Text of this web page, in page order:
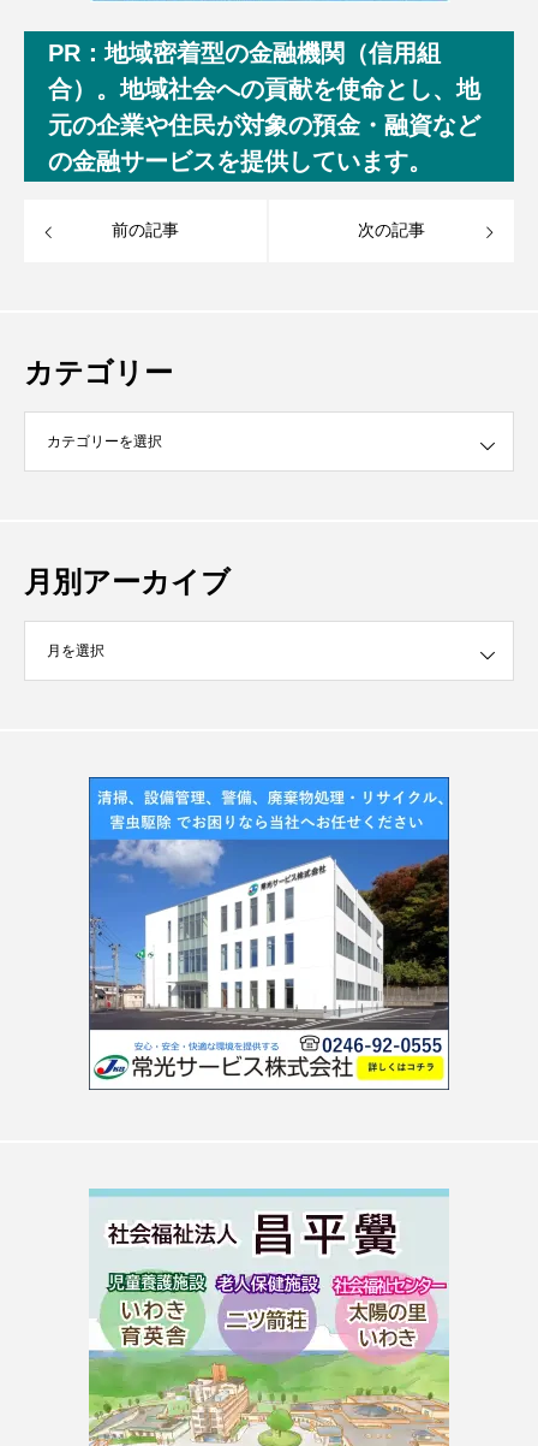
PR：地域密着型の金融機関（信用組
合）。地域社会への貢献を使命とし、地
元の企業や住民が対象の預金・融資など
の金融サービスを提供しています。
前の記事 次の記事
カテゴリー
月別アーカイブ